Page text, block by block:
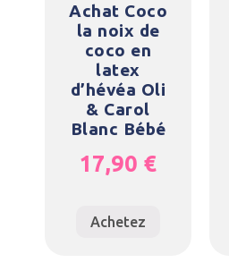
Achat Coco
la noix de
coco en
latex
d’hévéa Oli
& Carol
Blanc Bébé
17,90 €
Achetez